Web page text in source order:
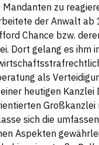
zu
der Anwalt ab
Chance bzw.
Dort gelang es ihm
als
heutigen Kanzlei
Großkanzlei
sich die
Aspekten